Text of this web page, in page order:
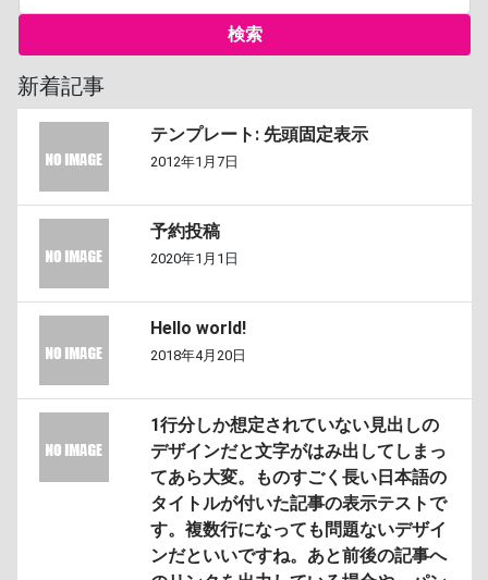
新着記事
テンプレート: 先頭固定表示
2012年1月7日
予約投稿
2020年1月1日
Hello world!
2018年4月20日
1行分しか想定されていない見出しの
デザインだと文字がはみ出してしまっ
てあら大変。ものすごく長い日本語の
タイトルが付いた記事の表示テストで
す。複数行になっても問題ないデザイ
ンだといいですね。あと前後の記事へ